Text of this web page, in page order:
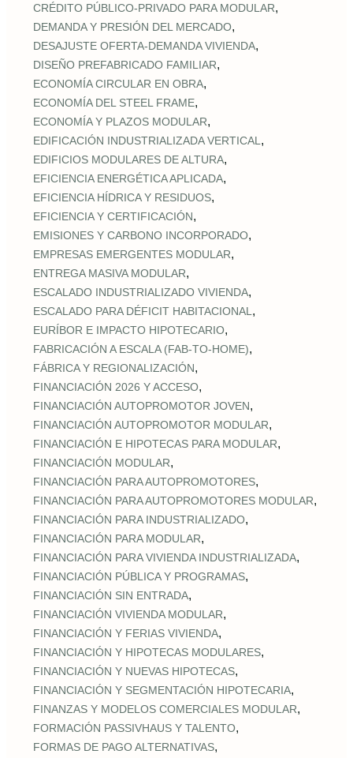
CRÉDITO PÚBLICO‑PRIVADO PARA MODULAR,
DEMANDA Y PRESIÓN DEL MERCADO,
DESAJUSTE OFERTA‑DEMANDA VIVIENDA,
DISEÑO PREFABRICADO FAMILIAR,
ECONOMÍA CIRCULAR EN OBRA,
ECONOMÍA DEL STEEL FRAME,
ECONOMÍA Y PLAZOS MODULAR,
EDIFICACIÓN INDUSTRIALIZADA VERTICAL ,
EDIFICIOS MODULARES DE ALTURA,
EFICIENCIA ENERGÉTICA APLICADA,
EFICIENCIA HÍDRICA Y RESIDUOS,
EFICIENCIA Y CERTIFICACIÓN,
EMISIONES Y CARBONO INCORPORADO,
EMPRESAS EMERGENTES MODULAR,
ENTREGA MASIVA MODULAR,
ESCALADO INDUSTRIALIZADO VIVIENDA,
ESCALADO PARA DÉFICIT HABITACIONAL ,
EURÍBOR E IMPACTO HIPOTECARIO,
FABRICACIÓN A ESCALA (FAB‑TO‑HOME),
FÁBRICA Y REGIONALIZACIÓN,
FINANCIACIÓN 2026 Y ACCESO,
FINANCIACIÓN AUTOPROMOTOR JOVEN,
FINANCIACIÓN AUTOPROMOTOR MODULAR,
FINANCIACIÓN E HIPOTECAS PARA MODULAR,
FINANCIACIÓN MODULAR,
FINANCIACIÓN PARA AUTOPROMOTORES,
FINANCIACIÓN PARA AUTOPROMOTORES MODULAR,
FINANCIACIÓN PARA INDUSTRIALIZADO,
FINANCIACIÓN PARA MODULAR,
FINANCIACIÓN PARA VIVIENDA INDUSTRIALIZADA,
FINANCIACIÓN PÚBLICA Y PROGRAMAS,
FINANCIACIÓN SIN ENTRADA,
FINANCIACIÓN VIVIENDA MODULAR,
FINANCIACIÓN Y FERIAS VIVIENDA,
FINANCIACIÓN Y HIPOTECAS MODULARES,
FINANCIACIÓN Y NUEVAS HIPOTECAS,
FINANCIACIÓN Y SEGMENTACIÓN HIPOTECARIA,
FINANZAS Y MODELOS COMERCIALES MODULAR,
FORMACIÓN PASSIVHAUS Y TALENTO,
FORMAS DE PAGO ALTERNATIVAS,